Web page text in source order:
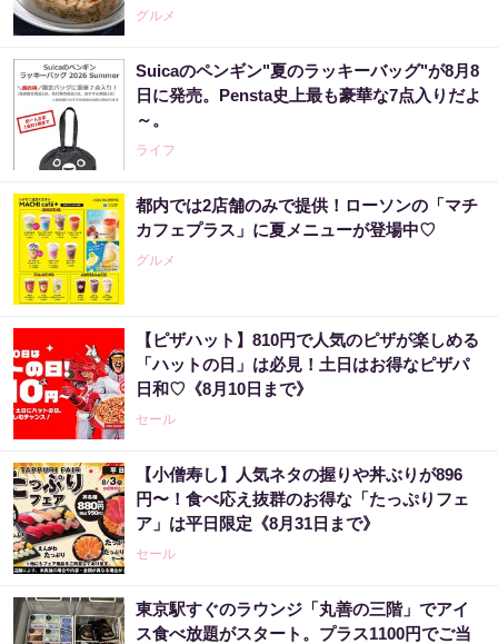
グルメ
Suicaのペンギン"夏のラッキーバッグ"が8月8
日に発売。Pensta史上最も豪華な7点入りだよ
～。
ライフ
都内では2店舗のみで提供！ローソンの「マチ
カフェプラス」に夏メニューが登場中♡
グルメ
【ピザハット】810円で人気のピザが楽しめる
「ハットの日」は必見！土日はお得なピザパ
日和♡《8月10日まで》
セール
【小僧寿し】人気ネタの握りや丼ぶりが896
円〜！食べ応え抜群のお得な「たっぷりフェ
ア」は平日限定《8月31日まで》
セール
東京駅すぐのラウンジ「丸善の三階」でアイ
ス食べ放題がスタート。プラス1100円でご当